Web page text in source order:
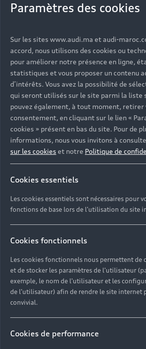
Paramètres des cookies
Sur les sites www.audi.ma et audi-
accord, nous utilisons des cookies ou
pour améliorer notre présence en ligne,
statistiques et vous proposer un contenu
d’intérêts. Vous avez la possibilité de
qui seront utilisés sur le site parmi la liste
pouvez également, à tout moment, retirer
consentement, en cliquant sur le lien «
cookies » présent en bas du site. Pour de
informations, nous vous invitons à
sur les cookies et notre Politique de
Cookies essentiels
Les cookies essentiels sont nécessaires pour
fonctions de base lors de l'utilisation du site
Cookies fonctionnels
Les cookies fonctionnels nous permettent de
et de stocker les paramètres de l'utilisateur
exemple, le nom de l'utilisateur et les
de l'utilisateur) afin de rendre le site internet
convivial.
Cookies de performance